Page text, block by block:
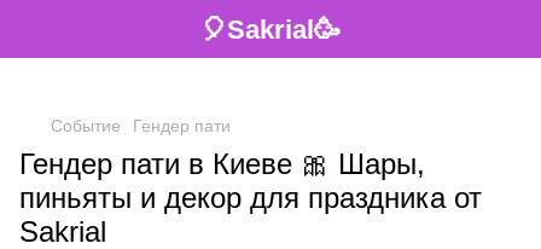
🎈Sakrial🥳
Событие Гендер пати
Гендер пати в Киеве 🎀 Шары,
пиньяты и декор для праздника от
Sakrial